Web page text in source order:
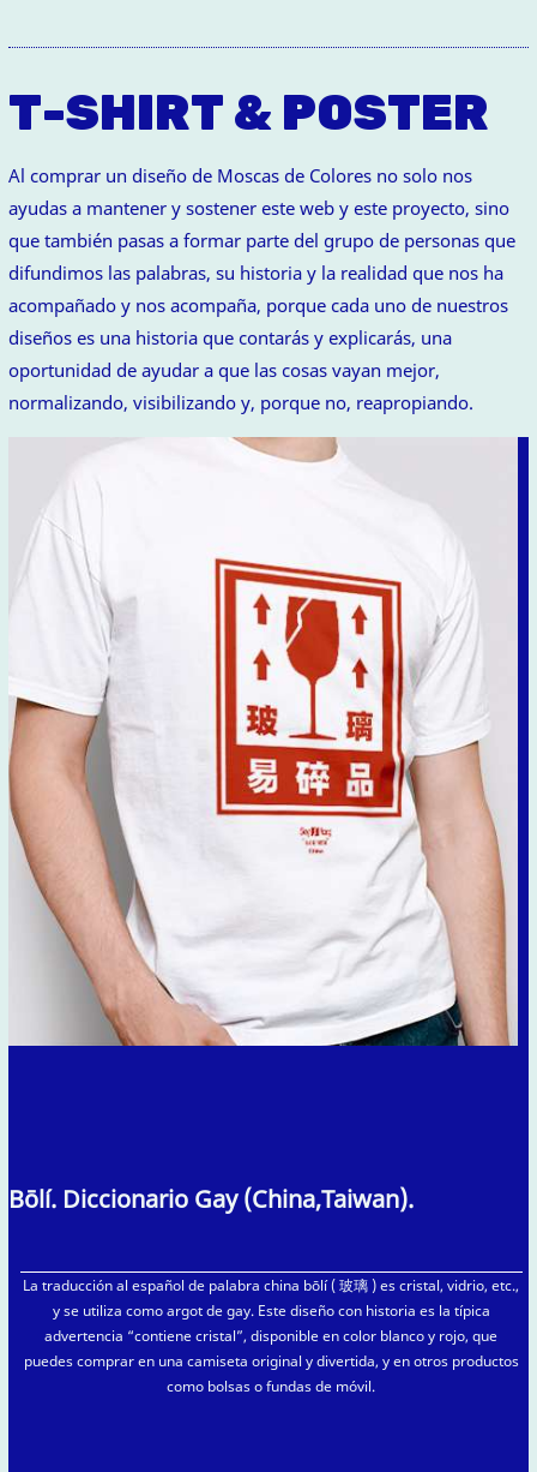
T-SHIRT & POSTER
Al comprar un diseño de Moscas de Colores no solo nos
ayudas a mantener y sostener este web y este proyecto, sino
que también pasas a formar parte del grupo de personas que
difundimos las palabras, su historia y la realidad que nos ha
acompañado y nos acompaña, porque cada uno de nuestros
diseños es una historia que contarás y explicarás, una
oportunidad de ayudar a que las cosas vayan mejor,
normalizando, visibilizando y, porque no, reapropiando.
Bōlí. Diccionario Gay (China,Taiwan).
La traducción al español de palabra china bōlí ( 玻璃 ) es cristal, vidrio, etc.,
y se utiliza como argot de gay. Este diseño con historia es la típica
advertencia “contiene cristal”, disponible en color blanco y rojo, que
puedes comprar en una camiseta original y divertida, y en otros productos
como bolsas o fundas de móvil.